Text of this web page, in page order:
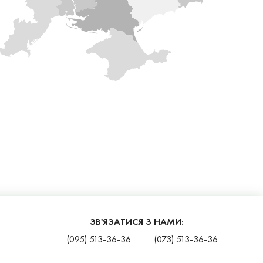
ЗВ'ЯЗАТИСЯ З НАМИ:
(095) 513-36-36
(073) 513-36-36